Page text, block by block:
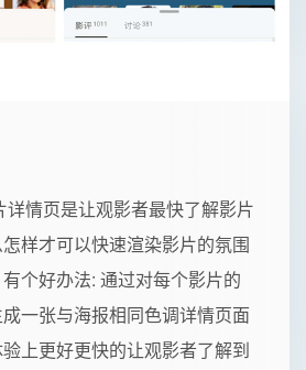
详情页是让观影者最快了解影片
样才可以快速渲染影片的氛围
个好办法: 通过对每个影片的
一张与海报相同色调详情页面
上更好更快的让观影者了解到